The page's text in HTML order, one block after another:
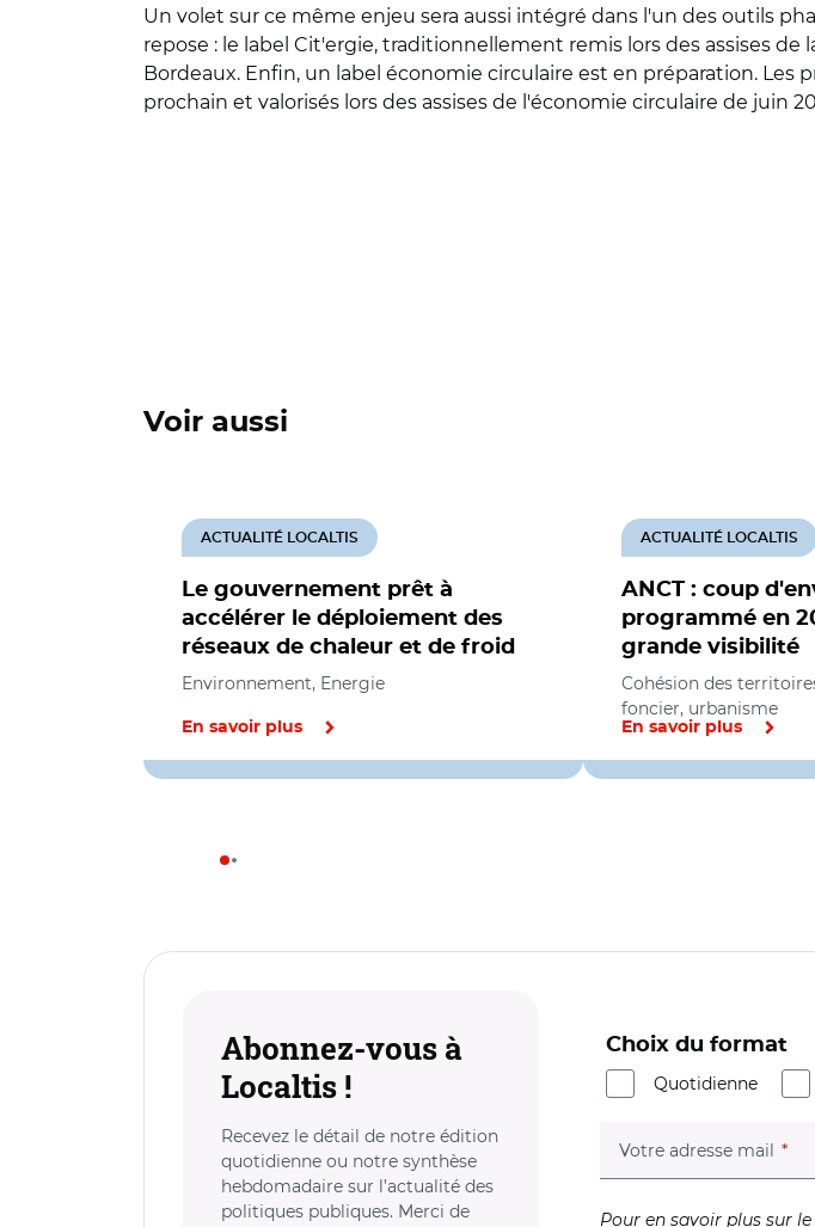
Un volet sur ce même enjeu sera aussi intégré dans l'un des outils
repose : le label Cit'ergie, traditionnellement remis lors des assises
Bordeaux. Enfin, un label économie circulaire est en préparation.
prochain et valorisés lors des assises de l'économie circulaire de juin
Voir aussi
Le gouvernement prêt à
accélérer le déploiement des
réseaux de chaleur et de froid
ACTUALITÉ LOCALTIS
Environnement, Energie
En savoir plus
ANCT : coup
programmé en
grande visibilité
ACTUALITÉ LOCALTIS
Cohésion des
foncier, urbanisme
En savoir plus
Abonnez-vous à
Localtis !
Recevez le détail de notre édition
quotidienne ou notre synthèse
hebdomadaire sur l’actualité des
politiques publiques. Merci de
Choix du format
Quotidienne
Votre adresse mail
Pour en savoir plus sur